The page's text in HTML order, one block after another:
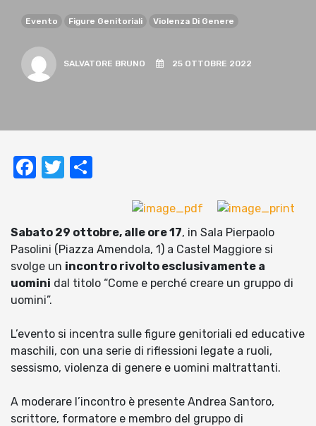
Evento Figure Genitoriali Violenza Di Genere
SALVATORE BRUNO 25 OTTOBRE 2022
Facebook
Twitter
Sabato 29 ottobre, alle ore 17, in Sala Pierpaolo
Pasolini (Piazza Amendola, 1) a Castel Maggiore si
svolge un incontro rivolto esclusivamente a
uomini dal titolo “Come e perché creare un gruppo di
uomini”.
L’evento si incentra sulle figure genitoriali ed educative
maschili, con una serie di riflessioni legate a ruoli,
sessismo, violenza di genere e uomini maltrattanti.
A moderare l’incontro è presente Andrea Santoro,
scrittore, formatore e membro del gruppo di